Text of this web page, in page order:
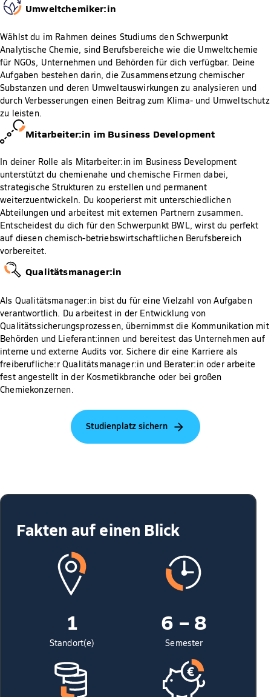
Umweltchemiker:in
Wählst du im Rahmen deines Studiums den Schwerpunkt
Analytische Chemie, sind Berufsbereiche wie die Umweltchemie
für NGOs, Unternehmen und Behörden für dich verfügbar. Deine
Aufgaben bestehen darin, die Zusammensetzung chemischer
Substanzen und deren Umweltauswirkungen zu analysieren und
durch Verbesserungen einen Beitrag zum Klima- und Umweltschutz
zu leisten.
Mitarbeiter:in im Business Development
In deiner Rolle als Mitarbeiter:in im Business Development
unterstützt du chemienahe und chemische Firmen dabei,
strategische Strukturen zu erstellen und permanent
weiterzuentwickeln. Du kooperierst mit unterschiedlichen
Abteilungen und arbeitest mit externen Partnern zusammen.
Entscheidest du dich für den Schwerpunkt BWL, wirst du perfekt
auf diesen chemisch-betriebswirtschaftlichen Berufsbereich
vorbereitet.
Qualitätsmanager:in
Als Qualitätsmanager:in bist du für eine Vielzahl von Aufgaben
verantwortlich. Du arbeitest in der Entwicklung von
Qualitätssicherungsprozessen, übernimmst die Kommunikation mit
Behörden und Lieferant:innen und bereitest das Unternehmen auf
interne und externe Audits vor. Sichere dir eine Karriere als
freiberufliche:r Qualitätsmanager:in und Berater:in oder arbeite
fest angestellt in der Kosmetikbranche oder bei großen
Chemiekonzernen.
Studienplatz sichern
Fakten auf einen Blick
1
Standort(e)
6 – 8
Semester